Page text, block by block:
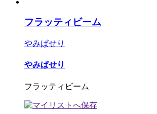
フラッティビーム
やみぱせり
やみぱせり
フラッティビーム